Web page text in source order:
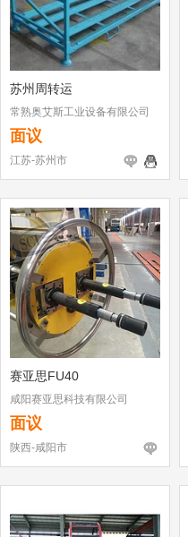
苏州周转运
常熟奥艾斯工业设备有限公司
面议
江苏-苏州市
赛亚思FU40
咸阳赛亚思科技有限公司
面议
陕西-咸阳市